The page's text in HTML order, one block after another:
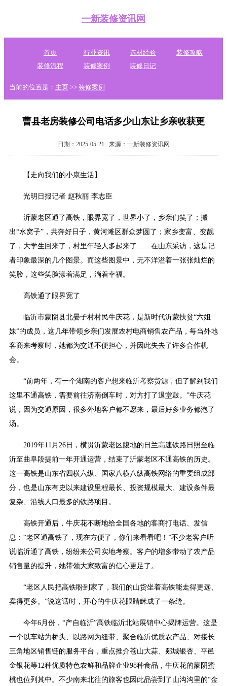
一新装修资讯网
首页 行业资讯 选材经验
装修攻略
装修流程
装修案例 装修日记
当前的位置是： 主页 >> 装修案例
曹县老房装修公司电话多少山东让乡亲收获更
日期：2025-05-21 来源：一新装修资讯网
【走向我们的小康生活】
光明日报记者 赵秋丽 李志臣
沂蒙老区通了高铁，眼界宽了，世界小了，乡亲们笑了；搬
出“水窝子”，共奔好日子，黄河滩区群众梦圆了；家乡变富、变靓
了，大学生回来了，村里年轻人多起来了……在山东采访，这是记
者印象最深的几个图景。而这些图景中，无不洋溢着一张张灿烂的
笑脸，这些笑脸漾着满足，淌着幸福。
高铁通了眼界宽了
临沂市蒙阴县北晏子村村民牛庆花，是新时代沂蒙扶贫“六姐
妹”的成员，这几年带领乡亲们发展农村电商销售农产品，每当外地
客商来考察时，她都为交通不便担心，并因此失去了许多合作机
会。
“前两年，有一个湖南的客户想来临沂考察货源，但了解到我们
这里不通高铁，需要前往济南倒车时，对方打了退堂鼓。”牛庆花
说，因为交通原因，很多外地客户都不愿来，最后好多业务都泡了
汤。
2019年11月26日，横贯沂蒙老区腹地的日兰高速铁路日照至临
沂至曲阜段提前一年开通运营，结束了沂蒙老区不通高铁的历史。
这一高铁是山东省四横六纵、国家八横八纵高铁网络的重要组成部
分，也是山东有史以来建设里程最长、投资规模最大、建设条件最
复杂、沿线人口最多的铁路项目。
高铁开通后，牛庆花不断地给全国各地的客商打电话、发信
息：“老区通高铁了，现在方便了，你们来看看吧！”不少老客户听
说临沂通了高铁，纷纷来公司实地考察。客户的增多带动了农产品
销售量的提升，她带领大家致富的信心更足了。
“老区人民把高铁盼到家了，我们的山货坐着高铁能走得更远、
卖得更多。”说这话时，开心的牛庆花眼睛眯成了一条缝。
今年6月份，“产自临沂”高铁临沂北站展销中心揭牌运营。这是
一个以车站为桥头、以路网为纽带、聚合临沂优质农产品、对接长
三角地区销售链的服务平台，重点推介苍山大蒜、郯城银杏、平邑
金银花等12种优质特色农鲜和品牌企业98种食品，牛庆花的蒙阴蜜
桃也位列其中。不少南来北往的旅客也因此品尝到了山沟沟里的“金